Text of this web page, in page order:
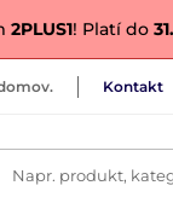
2PLUS1! Platí do
Kontakt
Napr. produkt,